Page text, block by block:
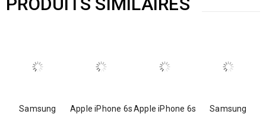
Samsung
Apple iPhone 6sApple iPhone 6s
Samsung